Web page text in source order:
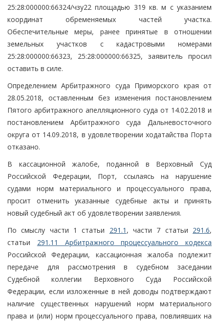
25:28:000000:66324/чзу22 площадью 319 кв. м с указанием
координат обременяемых частей участка.
Обеспечительные меры, ранее принятые в отношении
земельных участков с кадастровыми номерами
25:28:000000:66323, 25:28:000000:66325, заявитель просил
оставить в силе.
Определением Арбитражного суда Приморского края от
28.05.2018, оставленным без изменения постановлением
Пятого арбитражного апелляционного суда от 14.02.2018 и
постановлением Арбитражного суда Дальневосточного
округа от 14.09.2018, в удовлетворении ходатайства Порта
отказано.
В кассационной жалобе, поданной в Верховный Суд
Российской Федерации, Порт, ссылаясь на нарушение
судами норм материального и процессуального права,
просит отменить указанные судебные акты и принять
новый судебный акт об удовлетворении заявления.
По смыслу части 1 статьи 291.1 , части 7 статьи 291.6,
статьи 291.11 Арбитражного процессуального кодекса
Российской Федерации, кассационная жалоба подлежит
передаче для рассмотрения в судебном заседании
Судебной коллегии Верховного Суда Российской
Федерации, если изложенные в ней доводы подтверждают
наличие существенных нарушений норм материального
права и (или) норм процессуального права, повлиявших на